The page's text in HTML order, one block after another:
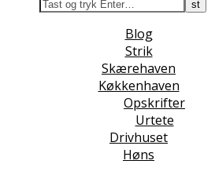
Blog
Strik
Skærehaven
Køkkenhaven
Opskrifter
Urtete
Drivhuset
Høns